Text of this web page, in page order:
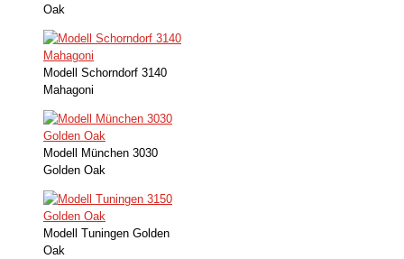
Oak
Modell Schorndorf 3140
Mahagoni
Modell München 3030
Golden Oak
Modell Tuningen Golden
Oak